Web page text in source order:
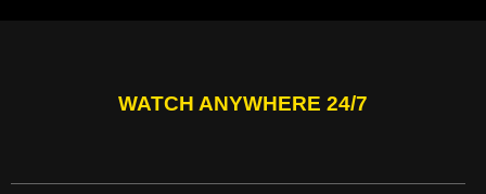
WATCH ANYWHERE 24/7